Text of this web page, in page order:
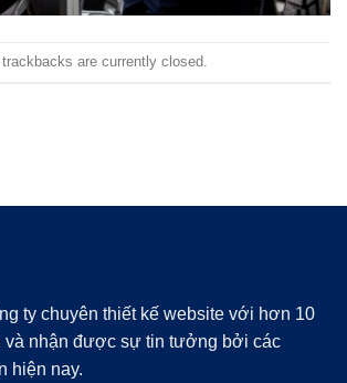
are currently closed.
ty chuyên thiết kế website với hơn 10
và nhận được sự tin tưởng bởi các
hiện nay.